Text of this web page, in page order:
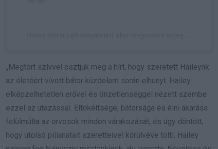
„Megtört szívvel osztjuk meg a hírt, hogy szeretett Haileynk
az életéért vívott bátor küzdelem során elhunyt. Hailey
elképzelhetetlen erővel és önzetlenséggel nézett szembe
ezzel az utazással. Eltökéltsége, bátorsága és élni akarása
felülmúlta az orvosok minden várakozását, és úgy döntött,
hogy utolsó pillanatait szeretteivel körülvéve tölti. Hailey